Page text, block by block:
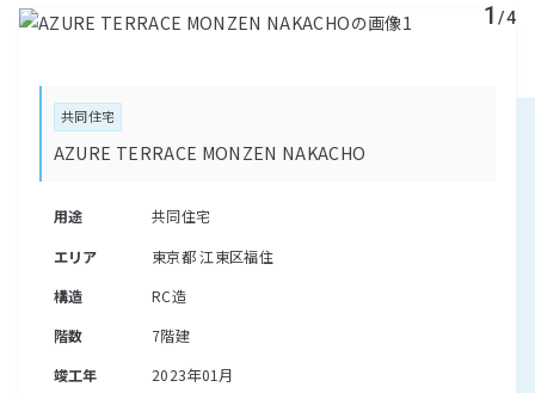
プ
1/4
共同住宅
AZURE TERRACE MONZEN NAKACHO
用途
共同住宅
エリア
東京都 江東区福住
構造
RC造
階数
7階建
竣工年
2023年01月